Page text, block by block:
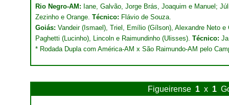
Rio Negro-AM: Iane, Galvão, Jorge Brás, Joaquim e Manuel;
Zezinho e Orange. Técnico: Flávio de Souza.
Goiás: Vandeir (Ismael), Triel, Emílio (Gílson), Alexandre Neto
Paghetti (Lucinho), Lincoln e Raimundinho (Ulisses). Técnico:
* Rodada Dupla com América-AM x São Raimundo-AM pelo
Figueirense 1 x 1